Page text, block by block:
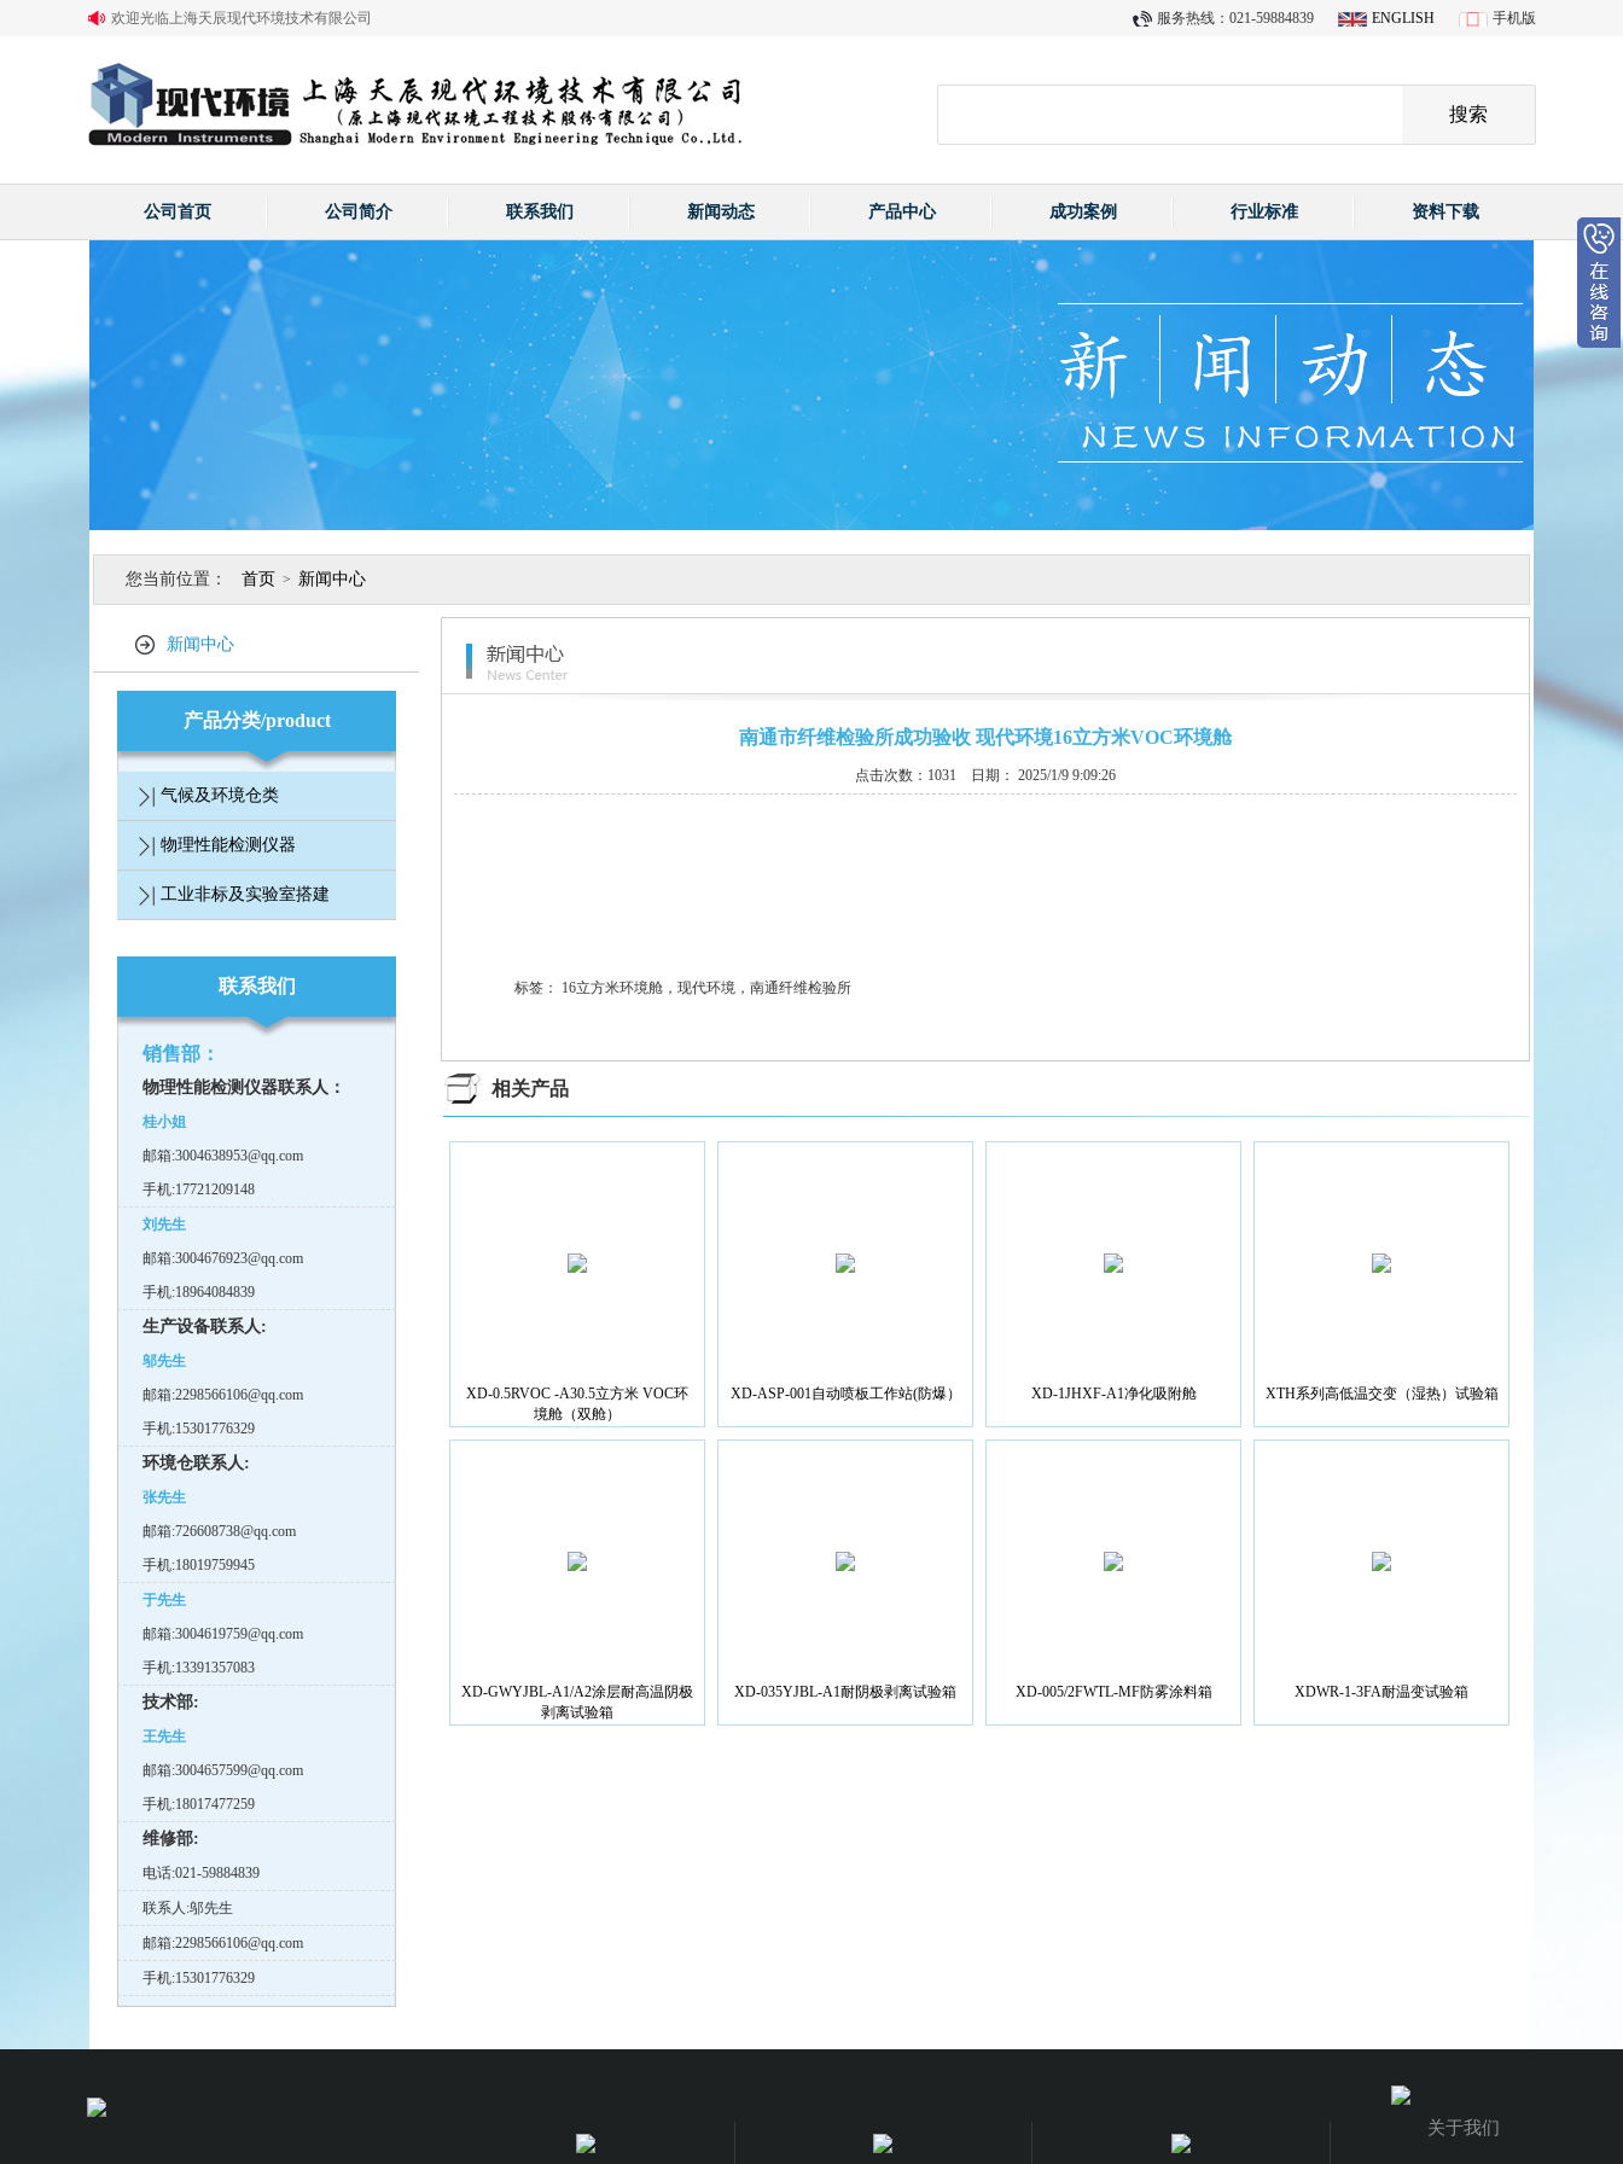
欢迎光临上海天辰现代环境技术有限公司 服务热线：021-59884839 ENGLISH 手机版
公司首页 公司简介 联系我们 新闻动态 产品中心 成功案例 行业标准 资料下载
您当前位置： 首页 > 新闻中心
新闻中心
产品分类/product
气候及环境仓类
物理性能检测仪器
工业非标及实验室搭建
联系我们
销售部：
物理性能检测仪器联系人：
桂小姐
邮箱:3004638953@qq.com
手机:17721209148
刘先生
邮箱:3004676923@qq.com
手机:18964084839
生产设备联系人:
邬先生
邮箱:2298566106@qq.com
手机:15301776329
环境仓联系人:
张先生
邮箱:726608738@qq.com
手机:18019759945
于先生
邮箱:3004619759@qq.com
手机:13391357083
技术部:
王先生
邮箱:3004657599@qq.com
手机:18017477259
维修部:
电话:021-59884839
联系人:邬先生
邮箱:2298566106@qq.com
手机:15301776329
南通市纤维检验所成功验收 现代环境16立方米VOC环境舱
点击次数：1031 日期： 2025/1/9 9:09:26
标签： 16立方米环境舱，现代环境，南通纤维检验所
相关产品
XD-0.5RVOC -A30.5立方米 VOC环
境舱（双舱）
XD-ASP-001自动喷板工作站(防爆） XD-1JHXF-A1净化吸附舱 XTH系列高低温交变（湿热）试验箱
XD-GWYJBL-A1/A2涂层耐高温阴极
剥离试验箱
XD-035YJBL-A1耐阴极剥离试验箱 XD-005/2FWTL-MF防雾涂料箱 XDWR-1-3FA耐温变试验箱
关于我们